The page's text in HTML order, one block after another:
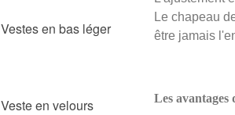
Vestes en bas léger
Veste en velours